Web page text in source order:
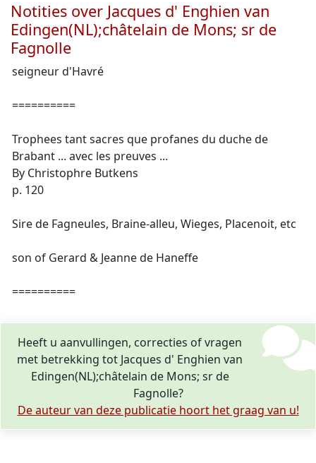
Notities over Jacques d' Enghien van
Edingen(NL);châtelain de Mons; sr de
Fagnolle
seigneur d'Havré
==========
Trophees tant sacres que profanes du duche de
Brabant ... avec les preuves ...
By Christophre Butkens
p. 120
Sire de Fagneules, Braine-alleu, Wieges, Placenoit, etc
son of Gerard & Jeanne de Haneffe
==========
Heeft u aanvullingen, correcties of vragen
met betrekking tot Jacques d' Enghien van
Edingen(NL);châtelain de Mons; sr de
Fagnolle?
De auteur van deze publicatie hoort het graag van u!